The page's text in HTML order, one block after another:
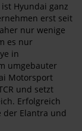
Hyundai ganz
erst seit
nur wenige
es nur
in
umgebauter
Motorsport
und setzt
Erfolgreich
der Elantra und